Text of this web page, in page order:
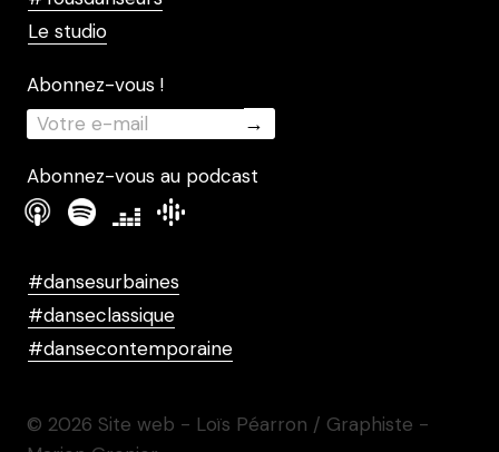
Le studio
Abonnez-vous !
Abonnez-vous au podcast
#dansesurbaines
#danseclassique
#dansecontemporaine
© 2026 Site web - Loïs Péarron / Graphiste -